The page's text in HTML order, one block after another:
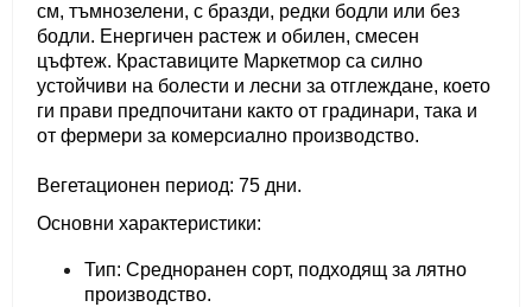
см, тъмнозелени, с бразди, редки бодли или без
бодли. Енергичен растеж и обилен, смесен
цъфтеж. Краставиците Маркетмор са силно
устойчиви на болести и лесни за отглеждане, което
ги прави предпочитани както от градинари, така и
от фермери за комерсиално производство.
Вегетационен период: 75 дни.
Основни характеристики:
Тип: Средноранен сорт, подходящ за лятно
производство.